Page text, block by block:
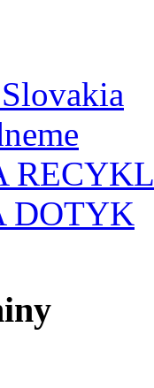
DOTYK